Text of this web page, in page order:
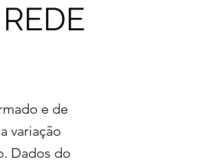
e de
variação
Dados do